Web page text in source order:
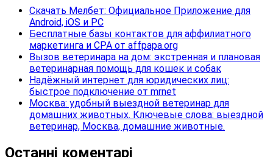
Скачать Мелбет: Официальное Приложение для
Android, iOS и PC
Бесплатные базы контактов для аффилиатного
маркетинга и CPA от affpapa.org
Вызов ветеринара на дом: экстренная и плановая
ветеринарная помощь для кошек и собак
Надёжный интернет для юридических лиц:
быстрое подключение от mrnet
Москва: удобный выездной ветеринар для
домашних животных. Ключевые слова: выездной
ветеринар, Москва, домашние животные.
Останні коментарі